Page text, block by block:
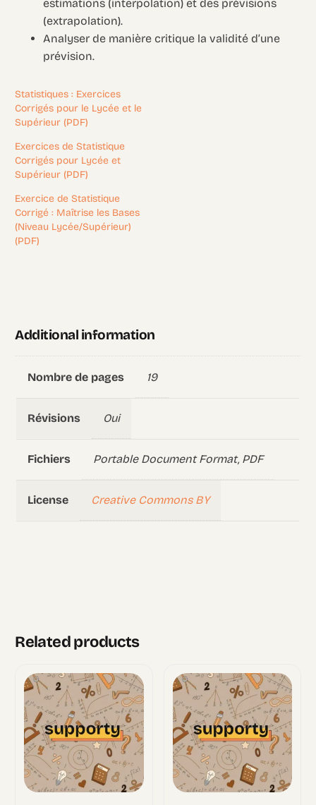
estimations (interpolation) et des prévisions
(extrapolation).
Analyser de manière critique la validité d’une
prévision.
Statistiques : Exercices
Corrigés pour le Lycée et le
Supérieur (PDF)
Exercices de Statistique
Corrigés pour Lycée et
Supérieur (PDF)
Exercice de Statistique
Corrigé : Maîtrise les Bases
(Niveau Lycée/Supérieur)
(PDF)
Additional information
Nombre de pages 19
Révisions Oui
Fichiers Portable Document Format, PDF
License Creative Commons BY
Related products